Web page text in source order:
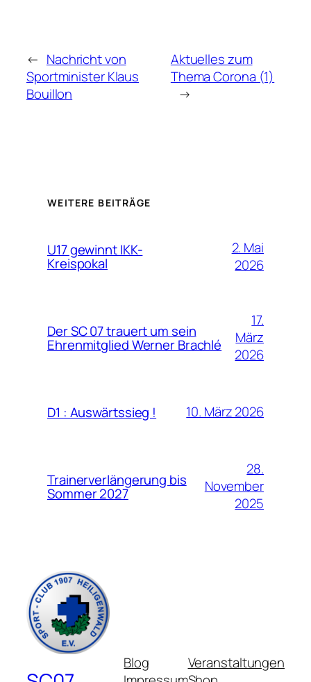
← Nachricht von
Sportminister Klaus
Bouillon
Aktuelles zum
Thema Corona (1)
→
WEITERE BEITRÄGE
U17 gewinnt IKK-
Kreispokal
2. Mai
2026
Der SC 07 trauert um sein
Ehrenmitglied Werner Brachlé
17.
März
2026
D1 : Auswärtssieg ! 10. März 2026
Trainerverlängerung bis
Sommer 2027
28.
November
2025
Blog
Veranstaltungen